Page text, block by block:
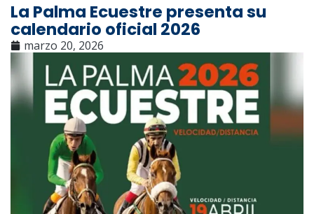
La Palma Ecuestre presenta su
calendario oficial 2026
marzo 20, 2026